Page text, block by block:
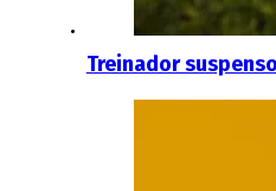
Treinador